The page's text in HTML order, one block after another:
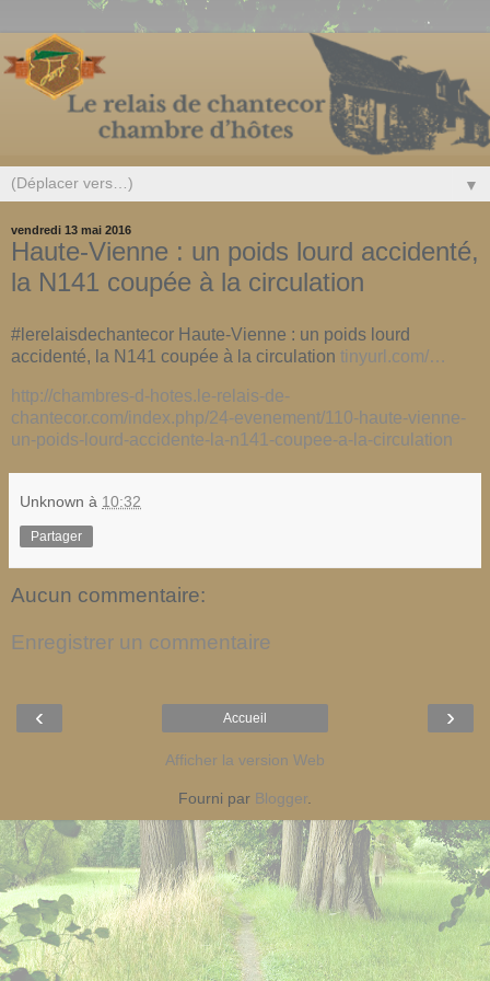
▼
vendredi 13 mai 2016
Haute-Vienne : un poids lourd accidenté,
la N141 coupée à la circulation
#lerelaisdechantecor Haute-Vienne : un poids lourd
accidenté, la N141 coupée à la circulation tinyurl.com/…
http://chambres-d-hotes.le-relais-de-
chantecor.com/index.php/24-evenement/110-haute-vienne-
un-poids-lourd-accidente-la-n141-coupee-a-la-circulation
Unknown à 10:32
Partager
Aucun commentaire:
Enregistrer un commentaire
‹ ›
Accueil
Afficher la version Web
Fourni par Blogger